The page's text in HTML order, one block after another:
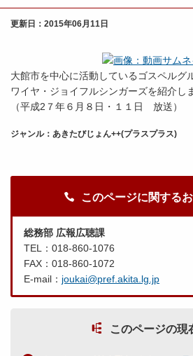
更新日： 2015年06月11日
大館市を中心に活動しているゴスペルグ
ワイヤ・ジョイフルシンガーズを紹介し
（平成2７年６月８日・１１日 放送）
ジャンル：あきたびじょん++(プラスプラス)
このページに関する
総務部 広報広聴課
TEL：018-860-1076
FAX：018-860-1072
E-mail： joukai@pref.akita.lg.jp
このページの現